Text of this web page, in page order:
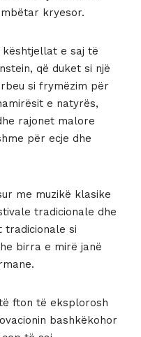
kryesor.
kështjellat e saj të
që duket si një
si frymëzim për
e natyrës,
rajonet malore
për ecje dhe
me muzikë klasike
tradicionale dhe
tradicionale si
birra e mirë janë
fton të eksplorosh
bashkëkohor